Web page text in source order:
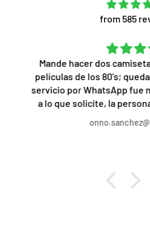
from 585
Mande hacer dos
películas de los 80's;
servicio por WhatsApp fue
a lo que solicite, la
camisetas a mi gusto fue lo
y rapidez, increíble,